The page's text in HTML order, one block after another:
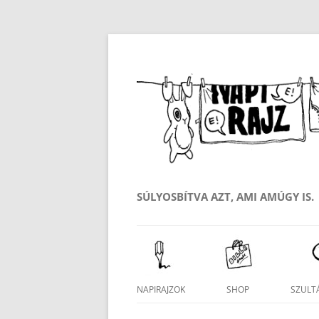
SÚLYOSBÍTVA AZT, AMI AMÚGY IS.
tartalomba
NAPIRAJZOK SHOP